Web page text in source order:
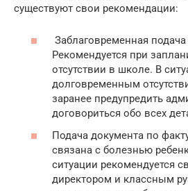
существуют свои рекомендации:
Заблаговременная
Рекомендуется при
отсутствии в школе. В
долговременным
заранее предупредить
договориться обо всех
Подача документа по
связана с болезнью
ситуации рекомендуется
директором и классным